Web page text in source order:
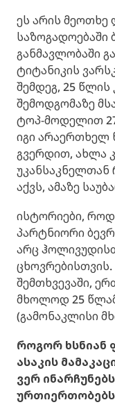
ეს არის
საზოგადოებაში
განმავლობაში
ტიტანიკის
შემდეგ, 25
შემოდგომაზე
ტოპ-მოდელით
იგი არაერთხელ
გვერდით, ახლა
აქვს, ამაზე
ისტორიები,
პარტნიორი
არც
შემთხვევაში,
მხოლოდ 25
(გამონაკლისი
როგორ ხსნიან
ასაკის
ვერ